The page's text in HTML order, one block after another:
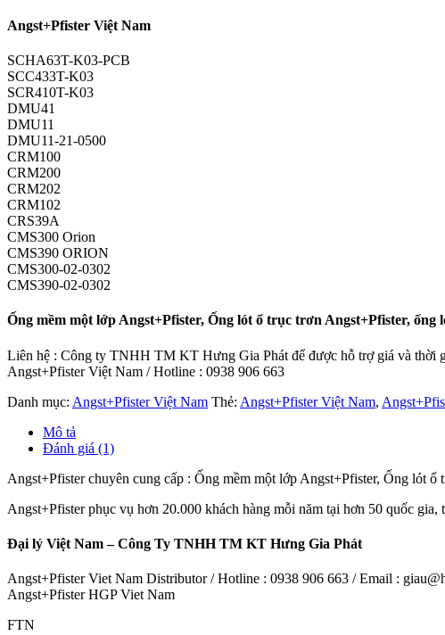
Angst+Pfister Việt Nam
SCHA63T-K03-PCB
SCC433T-K03
SCR410T-K03
DMU41
DMU11
DMU11-21-0500
CRM100
CRM200
CRM202
CRM102
CRS39A
CMS300 Orion
CMS390 ORION
CMS300-02-0302
CMS390-02-0302
Ống mềm một lớp Angst+Pfister, Ống lót ổ trục trơn Angst+Pfister,
Liên hệ : Công ty TNHH TM KT Hưng Gia Phát để được hỗ trợ giá và thời
Angst+Pfister Việt Nam / Hotline : 0938 906 663
Danh mục: Angst+Pfister Việt Nam Thẻ: Angst+Pfister Việt Nam,
Mô tả
Đánh giá (1)
Angst+Pfister chuyên cung cấp : Ống mềm một lớp Angst+Pfister, Ống lót
Angst+Pfister phục vụ hơn 20.000 khách hàng mỗi năm tại hơn 50 quốc
Đại lý Việt Nam – Công Ty TNHH TM KT Hưng Gia Phát
Angst+Pfister Viet Nam Distributor / Hotline : 0938 906 663 / Email :
Angst+Pfister HGP Viet Nam
FTN